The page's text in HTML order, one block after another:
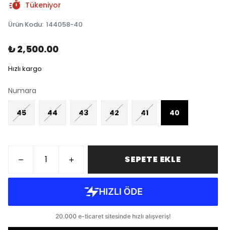
Tükeniyor
Ürün Kodu: 144058-40
₺ 2,500.00
Hızlı kargo
Numara
45 44 43 42 41 40
SEPETE EKLE